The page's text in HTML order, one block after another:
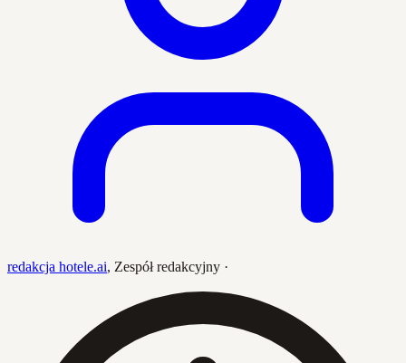
redakcja hotele.ai, Zespół redakcyjny ·